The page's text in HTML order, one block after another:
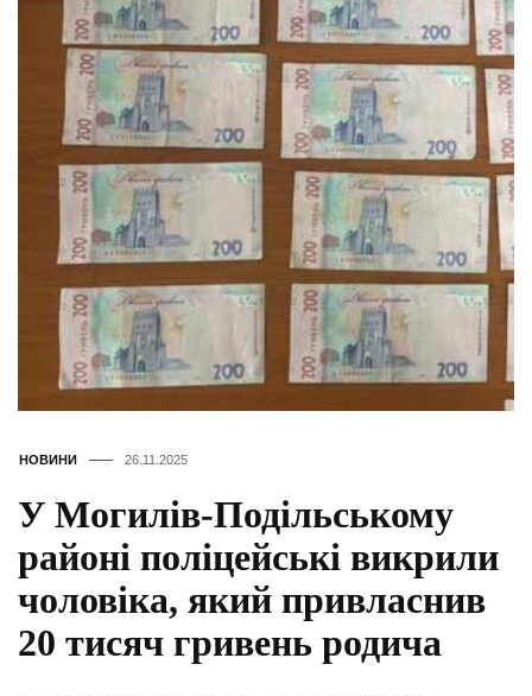
НОВИНИ 26.11.2025
У Могилів-Подільському
районі поліцейські викрили
чоловіка, який привласнив
20 тисяч гривень родича